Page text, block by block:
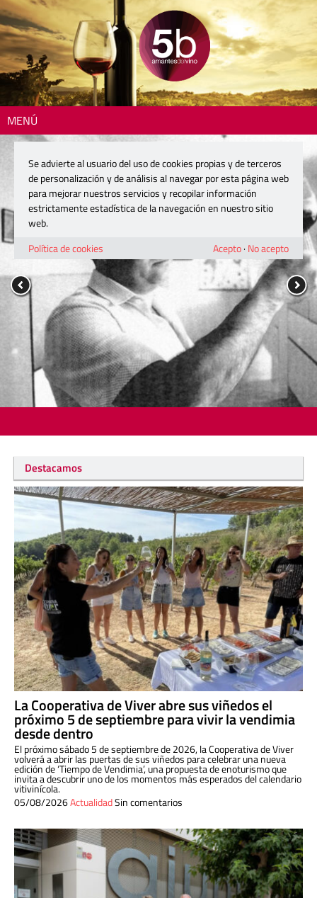
MENÚ
Destacamos
La Cooperativa de Viver abre sus viñedos el
próximo 5 de septiembre para vivir la vendimia
desde dentro
El próximo sábado 5 de septiembre de 2026, la Cooperativa de Viver
volverá a abrir las puertas de sus viñedos para celebrar una nueva
edición de ‘Tiempo de Vendimia’, una propuesta de enoturismo que
invita a descubrir uno de los momentos más esperados del calendario
vitivinícola.
05/08/2026ActualidadSin comentarios
Se advierte al usuario del uso de cookies propias y de terceros
de personalización y de análisis al navegar por esta página web
para mejorar nuestros servicios y recopilar información
estrictamente estadística de la navegación en nuestro sitio
web.
Política de cookies
Acepto· No acepto